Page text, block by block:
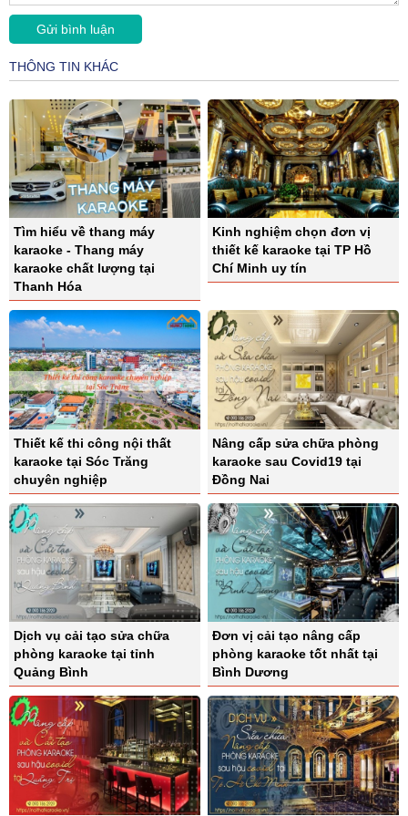
THÔNG TIN KHÁC
Tìm hiểu về thang máy
karaoke - Thang máy
karaoke chất lượng tại
Thanh Hóa
Kinh nghiệm chọn đơn vị
thiết kế karaoke tại TP Hồ
Chí Minh uy tín
Thiết kế thi công nội thất
karaoke tại Sóc Trăng
chuyên nghiệp
Nâng cấp sửa chữa phòng
karaoke sau Covid19 tại
Đồng Nai
Dịch vụ cải tạo sửa chữa
phòng karaoke tại tỉnh
Quảng Bình
Đơn vị cải tạo nâng cấp
phòng karaoke tốt nhất tại
Bình Dương